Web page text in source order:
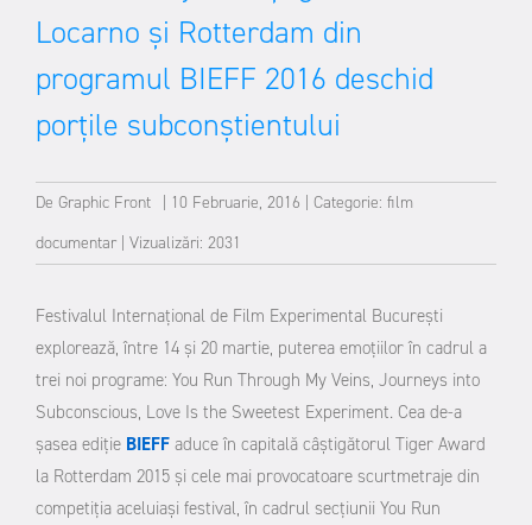
Locarno și Rotterdam din
programul BIEFF 2016 deschid
porțile subconștientului
De Graphic Front 10 Februarie, 2016 Categorie: film
documentar Vizualizări: 2031
Festivalul Internațional de Film Experimental București
explorează, între 14 și 20 martie, puterea emoțiilor în cadrul a
trei noi programe: You Run Through My Veins, Journeys into
Subconscious, Love Is the Sweetest Experiment. Cea de-a
șasea ediție BIEFF aduce în capitală câștigătorul Tiger Award
la Rotterdam 2015 și cele mai provocatoare scurtmetraje din
competiția aceluiași festival, în cadrul secțiunii You Run